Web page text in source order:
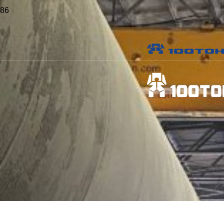
Проекты Установка шести прессов в Димитровграде
Установка шести прессов в
Димитровграде
Местоположение:
Димитровград, Ульяновская обл.
Общая масса:
Опубликовано:
Выверка